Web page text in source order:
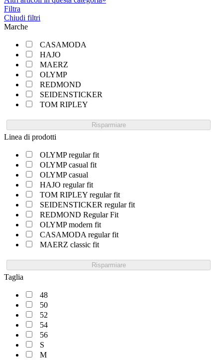
Filtra
Chiudi filtri
Marche
CASAMODA
HAJO
MAERZ
OLYMP
REDMOND
SEIDENSTICKER
TOM RIPLEY
Risparmiare
Linea di prodotti
OLYMP regular fit
OLYMP casual fit
OLYMP casual
HAJO regular fit
TOM RIPLEY regular fit
SEIDENSTICKER regular fit
REDMOND Regular Fit
OLYMP modern fit
CASAMODA regular fit
MAERZ classic fit
Risparmiare
Taglia
48
50
52
54
56
S
M